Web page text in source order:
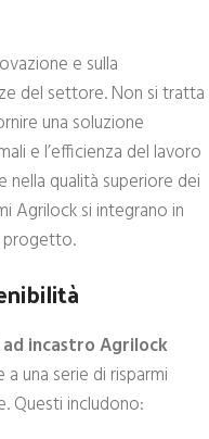
e sulla
del settore. Non si tratta
una soluzione
e l’efficienza del lavoro
qualità superiore dei
Agrilock si integrano in
progetto.
incastro Agrilock
una serie di risparmi
Questi includono: